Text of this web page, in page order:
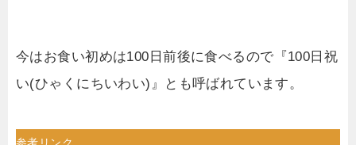
今はお食い初めは100日前後に食べるので『100日祝
い(ひゃくにちいわい)』とも呼ばれています。